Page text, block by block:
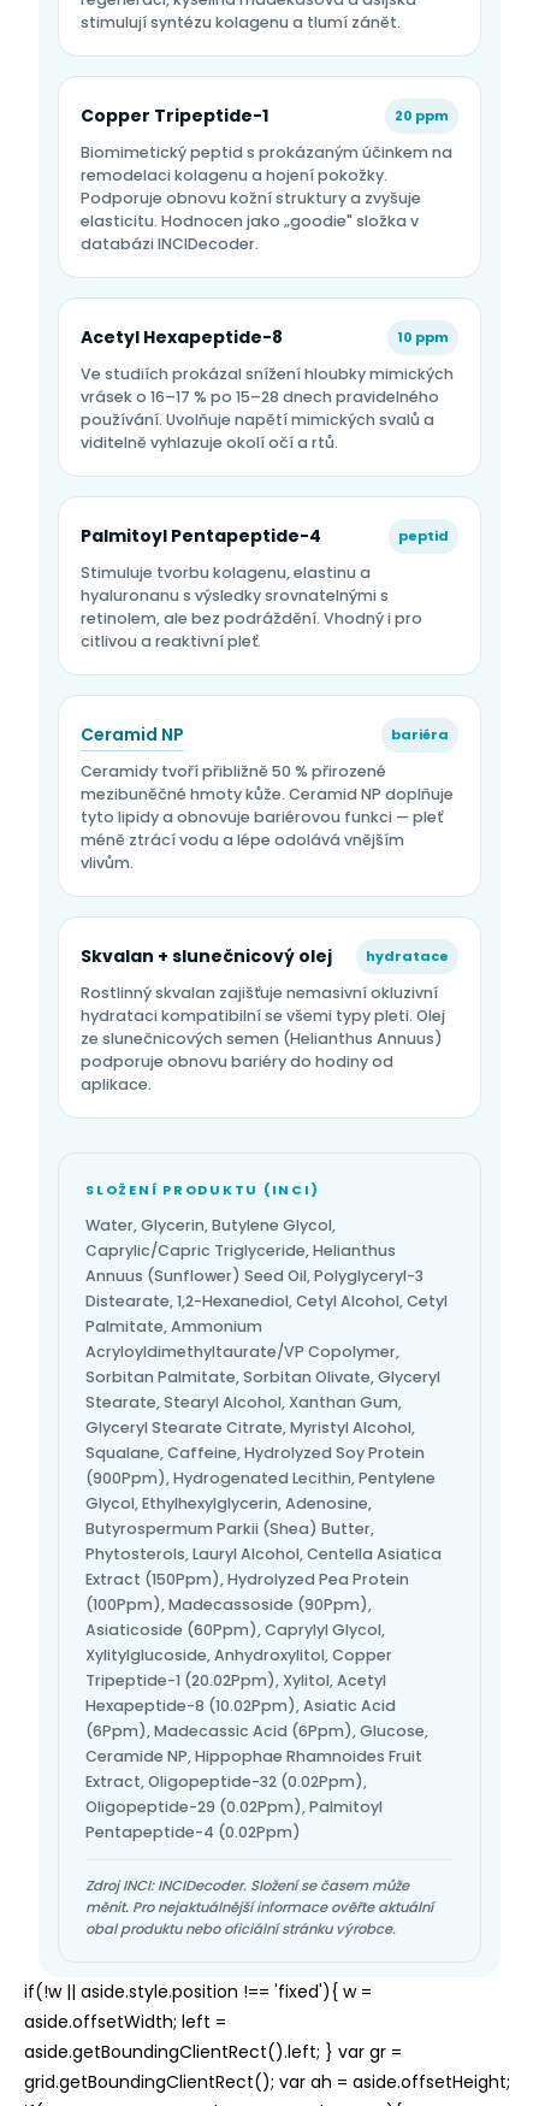
stimulují syntézu kolagenu a tlumí zánět.
Copper Tripeptide-1 20 ppm
Biomimetický peptid s prokázaným účinkem na
remodelaci kolagenu a hojení pokožky.
Podporuje obnovu kožní struktury a zvyšuje
elasticitu. Hodnocen jako „goodie" složka v
databázi INCIDecoder.
Acetyl Hexapeptide-8 10 ppm
Ve studiích prokázal snížení hloubky mimických
vrásek o 16–17 % po 15–28 dnech pravidelného
používání. Uvolňuje napětí mimických svalů a
viditelně vyhlazuje okolí očí a rtů.
Palmitoyl Pentapeptide-4 peptid
Stimuluje tvorbu kolagenu, elastinu a
hyaluronanu s výsledky srovnatelnými s
retinolem, ale bez podráždění. Vhodný i pro
citlivou a reaktivní pleť.
Ceramid NP bariéra
Ceramidy tvoří přibližně 50 % přirozené
mezibuněčné hmoty kůže. Ceramid NP doplňuje
tyto lipidy a obnovuje bariérovou funkci — pleť
méně ztrácí vodu a lépe odolává vnějším
vlivům.
Skvalan + slunečnicový olej hydratace
Rostlinný skvalan zajišťuje nemasivní okluzivní
hydrataci kompatibilní se všemi typy pleti. Olej
ze slunečnicových semen (Helianthus Annuus)
podporuje obnovu bariéry do hodiny od
aplikace.
SLOŽENÍ PRODUKTU (INCI)
Water, Glycerin, Butylene Glycol,
Caprylic/Capric Triglyceride, Helianthus
Annuus (Sunflower) Seed Oil, Polyglyceryl-3
Distearate, 1,2-Hexanediol, Cetyl Alcohol, Cetyl
Palmitate, Ammonium
Acryloyldimethyltaurate/VP Copolymer,
Sorbitan Palmitate, Sorbitan Olivate, Glyceryl
Stearate, Stearyl Alcohol, Xanthan Gum,
Glyceryl Stearate Citrate, Myristyl Alcohol,
Squalane, Caffeine, Hydrolyzed Soy Protein
(900Ppm), Hydrogenated Lecithin, Pentylene
Glycol, Ethylhexylglycerin, Adenosine,
Butyrospermum Parkii (Shea) Butter,
Phytosterols, Lauryl Alcohol, Centella Asiatica
Extract (150Ppm), Hydrolyzed Pea Protein
(100Ppm), Madecassoside (90Ppm),
Asiaticoside (60Ppm), Caprylyl Glycol,
Xylitylglucoside, Anhydroxylitol, Copper
Tripeptide-1 (20.02Ppm), Xylitol, Acetyl
Hexapeptide-8 (10.02Ppm), Asiatic Acid
(6Ppm), Madecassic Acid (6Ppm), Glucose,
Ceramide NP, Hippophae Rhamnoides Fruit
Extract, Oligopeptide-32 (0.02Ppm),
Oligopeptide-29 (0.02Ppm), Palmitoyl
Pentapeptide-4 (0.02Ppm)
Zdroj INCI: INCIDecoder. Složení se časem může
měnit. Pro nejaktuálnější informace ověřte aktuální
obal produktu nebo oficiální stránku výrobce.
if(!w || aside.style.position !== 'fixed'){ w =
aside.offsetWidth; left =
aside.getBoundingClientRect().left; } var gr =
grid.getBoundingClientRect(); var ah = aside.offsetHeight;